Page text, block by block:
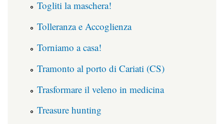
Togliti la maschera!
Tolleranza e Accoglienza
Torniamo a casa!
Tramonto al porto di Cariati (CS)
Trasformare il veleno in medicina
Treasure hunting